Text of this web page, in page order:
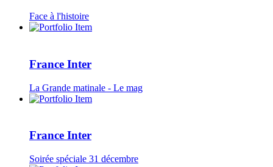
Face à l'histoire
France Inter
La Grande matinale - Le mag
France Inter
Soirée spéciale 31 décembre